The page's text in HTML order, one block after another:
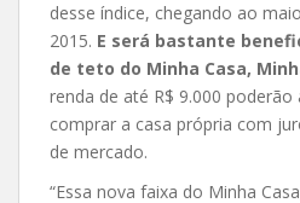
desse índice, chegando ao
2015. E será bastante
de teto do Minha Casa,
renda de até R$ 9.000
comprar a casa própria com
de mercado.
“Essa nova faixa do Minha